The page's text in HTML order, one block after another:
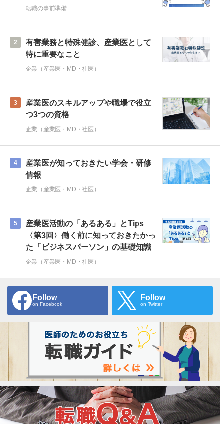
転職の事前準備
2
有害業務と特殊健診、産業医として
特に重要なこと
企業（産業医・MD・社医）
3
産業医のスキルアップや職場で役立
つ3つの資格
企業（産業医・MD・社医）
4
産業医が知っておきたい学会・研修
情報
企業（産業医・MD・社医）
5
産業医活動の「あるある」とTips
〈第3回〉働く前に知っておきたかっ
た「ビジネスパーソン」の基礎知識
企業（産業医・MD・社医）
Follow
on Facebook
Follow
on Twitter